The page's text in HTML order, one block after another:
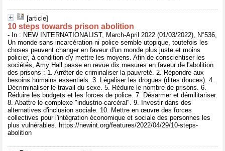
[article]
10 steps towards prison abolition
- In : NEW INTERNATIONALIST, March-April 2022 (01/03/2022), N°536,
Un monde sans incarcération ni police semble utopique, toutefois les
choses peuvent changer en faveur d'un monde plus juste et moins
policier, à condition d'y mettre les moyens. Afin de conscientiser les
sociétés, Amy Hall passe en revue dix mesures en faveur de l'abolition
des prisons : 1. Arrêter de criminaliser la pauvreté. 2. Répondre aux
besoins humains essentiels. 3. Légaliser les drogues (dites douces). 4.
Décriminaliser le travail du sexe. 5. Réduire le nombre de prisons. 6.
Réduire les budgets et les forces de police. 7. Désarmer et démilitariser.
8. Abattre le complexe "industrio-carcéral". 9. Investir dans des
alternatives d'inclusion sociale. 10. Mettre en œuvre des forces
collectives pour l'intégration économique et sociale des personnes les
plus vulnérables. https://newint.org/features/2022/04/29/10-steps-
abolition